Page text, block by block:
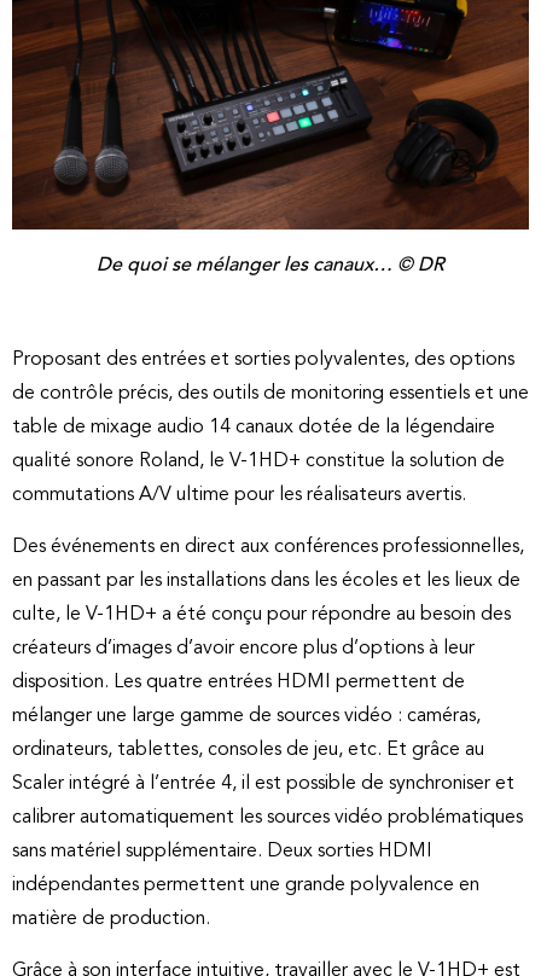
De quoi se mélanger les canaux… © DR
Proposant des entrées et sorties polyvalentes, des options
de contrôle précis, des outils de monitoring essentiels et une
table de mixage audio 14 canaux dotée de la légendaire
qualité sonore Roland, le V-1HD+ constitue la solution de
commutations A/V ultime pour les réalisateurs avertis.
Des événements en direct aux conférences professionnelles,
en passant par les installations dans les écoles et les lieux de
culte, le V-1HD+ a été conçu pour répondre au besoin des
créateurs d’images d’avoir encore plus d’options à leur
disposition. Les quatre entrées HDMI permettent de
mélanger une large gamme de sources vidéo : caméras,
ordinateurs, tablettes, consoles de jeu, etc. Et grâce au
Scaler intégré à l’entrée 4, il est possible de synchroniser et
calibrer automatiquement les sources vidéo problématiques
sans matériel supplémentaire. Deux sorties HDMI
indépendantes permettent une grande polyvalence en
matière de production.
Grâce à son interface intuitive, travailler avec le V-1HD+ est